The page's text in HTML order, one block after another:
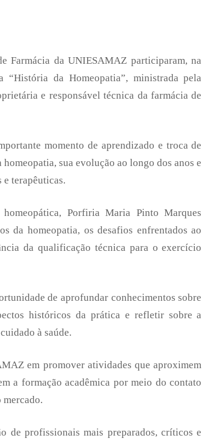
Farmácia daUNIESAMAZ participaram, na
da Homeopatia”, ministrada pela
e responsável técnica da farmácia de
momento de aprendizado e troca de
sua evolução ao longo dos anos e
terapêuticas.
Porfiria Maria Pinto Marques
da homeopatia, os desafios enfrentados ao
da qualificação técnica para o exercício
de aprofundar conhecimentos sobre
históricos da prática e refletir sobre a
à saúde.
em promover atividades que aproximem
a formação acadêmica por meio do contato
mercado.
de profissionais mais preparados, críticos e